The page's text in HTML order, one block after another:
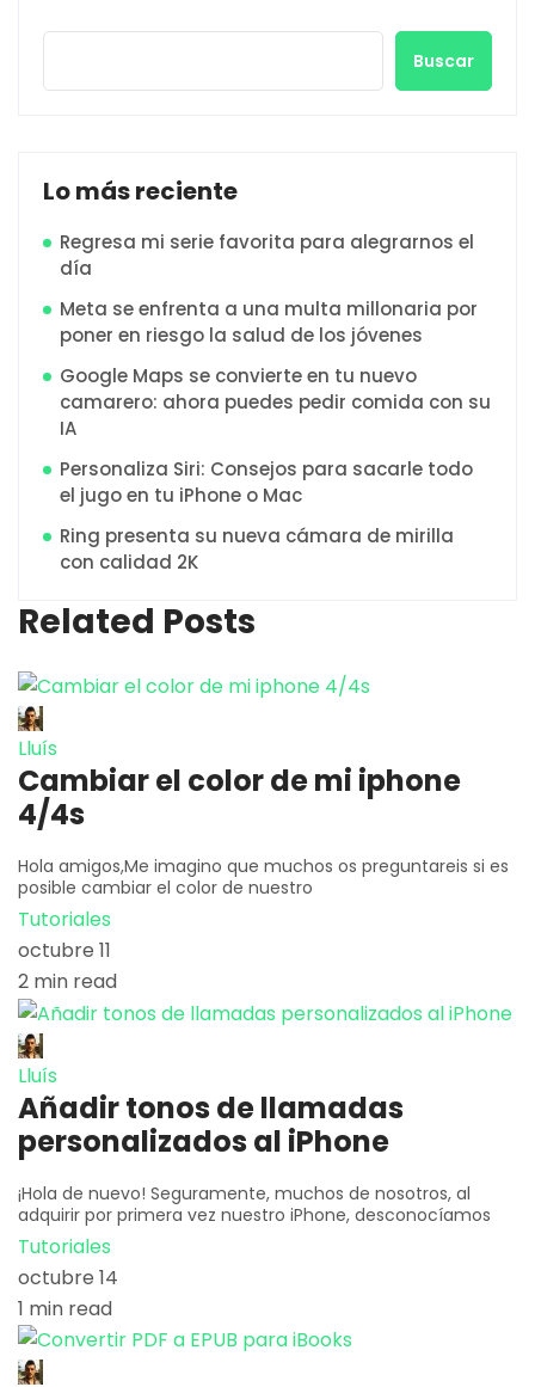
Buscar
Lo más reciente
Regresa mi serie favorita para alegrarnos el
día
Meta se enfrenta a una multa millonaria por
poner en riesgo la salud de los jóvenes
Google Maps se convierte en tu nuevo
camarero: ahora puedes pedir comida con su
IA
Personaliza Siri: Consejos para sacarle todo
el jugo en tu iPhone o Mac
Ring presenta su nueva cámara de mirilla
con calidad 2K
Related Posts
Lluís
Cambiar el color de mi iphone
4/4s
Hola amigos,Me imagino que muchos os preguntareis si es
posible cambiar el color de nuestro
Tutoriales
octubre 11
2 min read
Lluís
Añadir tonos de llamadas
personalizados al iPhone
¡Hola de nuevo! Seguramente, muchos de nosotros, al
adquirir por primera vez nuestro iPhone, desconocíamos
Tutoriales
octubre 14
1 min read